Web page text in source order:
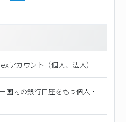
アカウント（個⼈、法⼈）
国内の銀行口座をもつ個人・